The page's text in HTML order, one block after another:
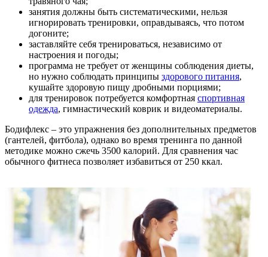
занятия должны быть систематическими, нельзя
игнорировать тренировки, оправдываясь, что потом
догоните;
заставляйте себя тренироваться, независимо от
настроения и погоды;
программа не требует от женщины соблюдения диеты,
но нужно соблюдать принципы здорового питания,
кушайте здоровую пищу дробными порциями;
для тренировок потребуется комфортная спортивная
одежда, гимнастический коврик и видеоматериалы.
Бодифлекс – это упражнения без дополнительных предметов
(гантелей, фитбола), однако во время тренинга по данной
методике можно сжечь 3500 калорий. Для сравнения час
обычного фитнеса позволяет избавиться от 250 ккал.